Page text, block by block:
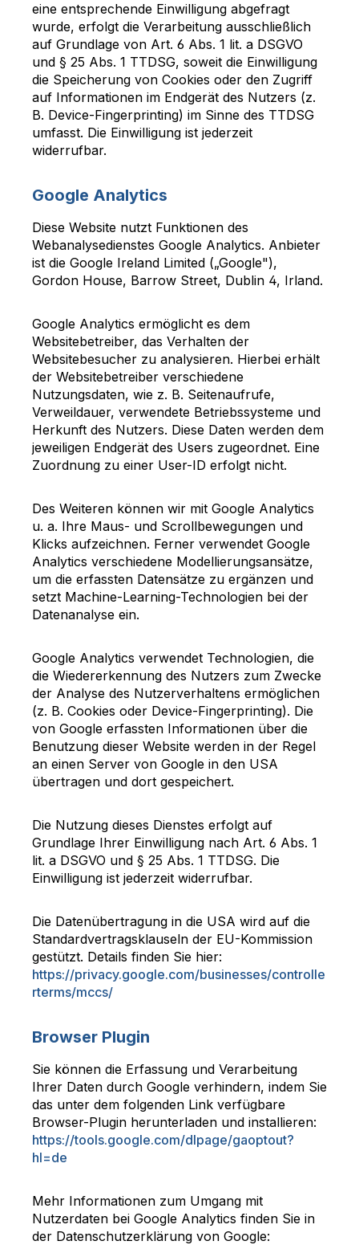
eine entsprechende Einwilligung abgefragt
wurde, erfolgt die Verarbeitung ausschließlich
auf Grundlage von Art. 6 Abs. 1 lit. a DSGVO
und § 25 Abs. 1 TTDSG, soweit die Einwilligung
die Speicherung von Cookies oder den Zugriff
auf Informationen im Endgerät des Nutzers (z.
B. Device-Fingerprinting) im Sinne des TTDSG
umfasst. Die Einwilligung ist jederzeit
widerrufbar.
Google Analytics
Diese Website nutzt Funktionen des
Webanalysedienstes Google Analytics. Anbieter
ist die Google Ireland Limited („Google"),
Gordon House, Barrow Street, Dublin 4, Irland.
Google Analytics ermöglicht es dem
Websitebetreiber, das Verhalten der
Websitebesucher zu analysieren. Hierbei erhält
der Websitebetreiber verschiedene
Nutzungsdaten, wie z. B. Seitenaufrufe,
Verweildauer, verwendete Betriebssysteme und
Herkunft des Nutzers. Diese Daten werden dem
jeweiligen Endgerät des Users zugeordnet. Eine
Zuordnung zu einer User-ID erfolgt nicht.
Des Weiteren können wir mit Google Analytics
u. a. Ihre Maus- und Scrollbewegungen und
Klicks aufzeichnen. Ferner verwendet Google
Analytics verschiedene Modellierungsansätze,
um die erfassten Datensätze zu ergänzen und
setzt Machine-Learning-Technologien bei der
Datenanalyse ein.
Google Analytics verwendet Technologien, die
die Wiedererkennung des Nutzers zum Zwecke
der Analyse des Nutzerverhaltens ermöglichen
(z. B. Cookies oder Device-Fingerprinting). Die
von Google erfassten Informationen über die
Benutzung dieser Website werden in der Regel
an einen Server von Google in den USA
übertragen und dort gespeichert.
Die Nutzung dieses Dienstes erfolgt auf
Grundlage Ihrer Einwilligung nach Art. 6 Abs. 1
lit. a DSGVO und § 25 Abs. 1 TTDSG. Die
Einwilligung ist jederzeit widerrufbar.
Die Datenübertragung in die USA wird auf die
Standardvertragsklauseln der EU-Kommission
gestützt. Details finden Sie hier:
https://privacy.google.com/businesses/controlle
rterms/mccs/
Browser Plugin
Sie können die Erfassung und Verarbeitung
Ihrer Daten durch Google verhindern, indem Sie
das unter dem folgenden Link verfügbare
Browser-Plugin herunterladen und installieren:
https://tools.google.com/dlpage/gaoptout?
hl=de
Mehr Informationen zum Umgang mit
Nutzerdaten bei Google Analytics finden Sie in
der Datenschutzerklärung von Google: